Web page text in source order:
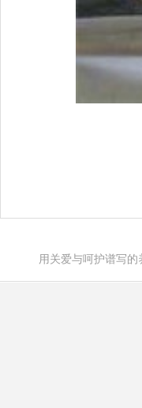
用关爱与呵护谱写